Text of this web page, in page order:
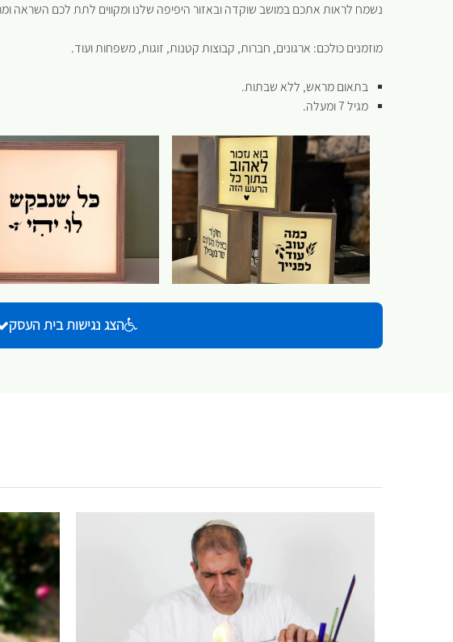
נשמח לראות אתכם במושב שוקדה ובאזור היפיפה שלנו ומקווים לתת לכם השראה
מוזמנים כולכם: ארגונים, חברות, קבוצות קטנות, זוגות, משפחות ועוד.
בתאום מראש, ללא שבתות.
מגיל 7 ומעלה.
הצג נגישות בית העסק